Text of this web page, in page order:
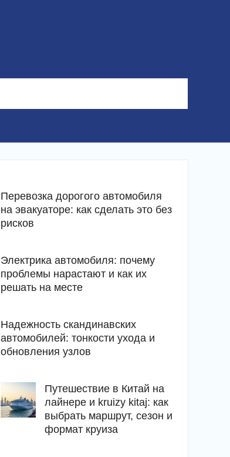
Перевозка дорогого автомобиля
на эвакуаторе: как сделать это без
рисков
Электрика автомобиля: почему
проблемы нарастают и как их
решать на месте
Надежность скандинавских
автомобилей: тонкости ухода и
обновления узлов
Путешествие в Китай на
лайнере и kruizy kitaj: как
выбрать маршрут, сезон и
формат круиза